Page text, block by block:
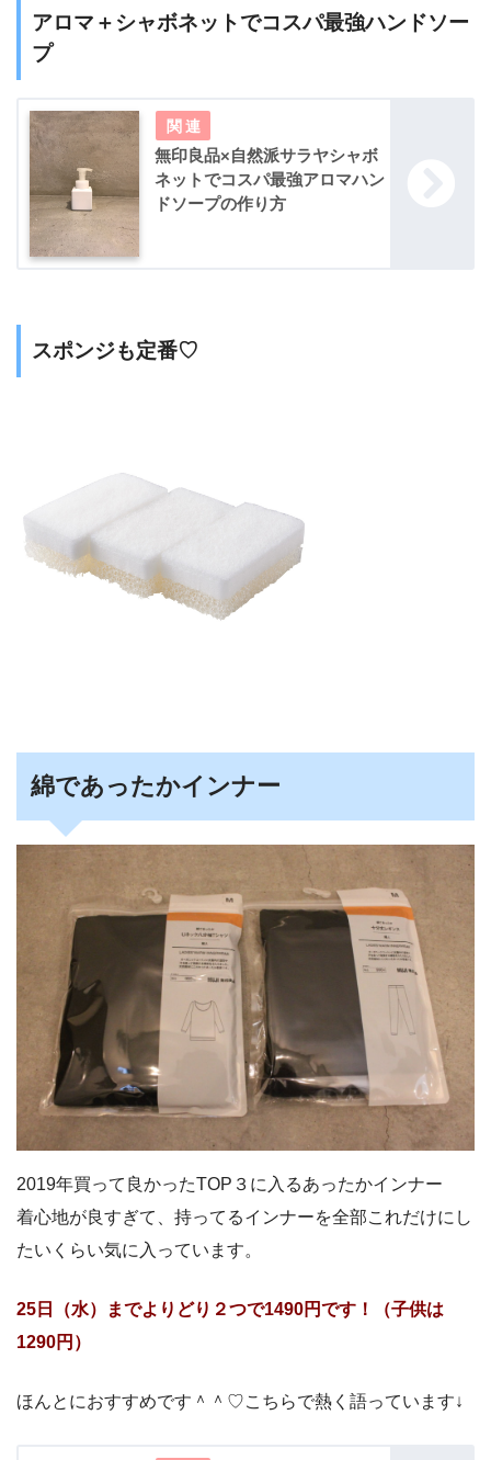
アロマ＋シャボネットでコスパ最強ハンドソー
プ
無印良品×自然派サラヤシャボ
ネットでコスパ最強アロマハン
ドソープの作り方
スポンジも定番♡
綿であったかインナー
2019年買って良かったTOP３に入るあったかインナー
着心地が良すぎて、持ってるインナーを全部これだけにし
たいくらい気に入っています。
25日（水）までよりどり２つで1490円です！（子供は
1290円）
ほんとにおすすめです＾＾♡こちらで熱く語っています↓